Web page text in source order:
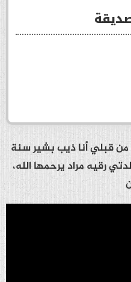
من قبلي أنا ذيب بشير سنة
رقيه مراد يرحمها الله،